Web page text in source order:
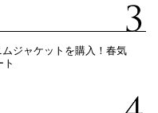
ジャケットを購入！春気